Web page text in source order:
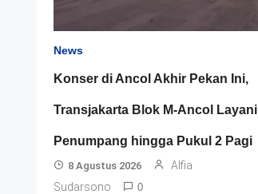
News
Konser di Ancol Akhir Pekan Ini,
Transjakarta Blok M-Ancol Layani
Penumpang hingga Pukul 2 Pagi
8 Agustus 2026
Alfia
Sudarsono
0